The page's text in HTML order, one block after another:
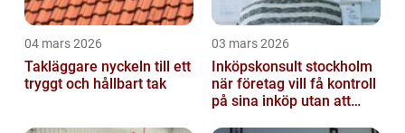
04 mars 2026
Takläggare nyckeln till ett
tryggt och hållbart tak
03 mars 2026
Inköpskonsult stockholm
när företag vill få kontroll
på sina inköp utan att